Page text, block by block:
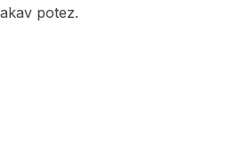
potez.